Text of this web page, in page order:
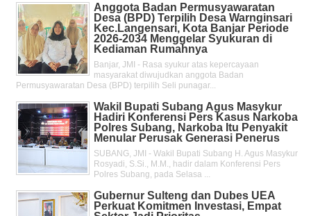
Anggota Badan Permusyawaratan
Desa (BPD) Terpilih Desa Warnginsari
Kec.Langensari, Kota Banjar Periode
2026-2034 Menggelar Syukuran di
Kediaman Rumahnya
Banjar, JMI - Rasa syukur atas kepercayaan
masyarakat diwujudkan anggota Badan
Permusyawaratan Desa (BPD) terpilih Seli punagar...
Wakil Bupati Subang Agus Masykur
Hadiri Konferensi Pers Kasus Narkoba
Polres Subang, Narkoba Itu Penyakit
Menular Perusak Generasi Penerus
SUBANG, JMI - Wakil Bupati Subang H. Agus Masykur
Rosyadi, S.Si., M.M., hadir dalam Konferensi Pers
Polres Subang, pada Selasa ...
Gubernur Sulteng dan Dubes UEA
Perkuat Komitmen Investasi, Empat